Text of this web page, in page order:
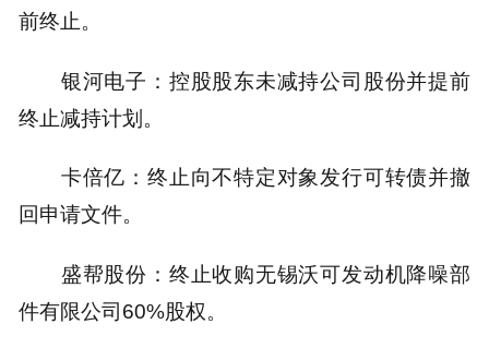
前终止。
银河电子：控股股东未减持公司股份并提前
终止减持计划。
卡倍亿：终止向不特定对象发行可转债并撤
回申请文件。
盛帮股份：终止收购无锡沃可发动机降噪部
件有限公司60%股权。